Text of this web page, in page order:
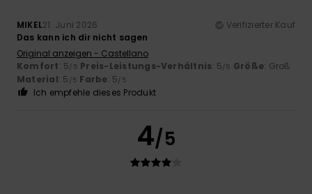
MIKEL21. Juni 2026
Verifizierter Kauf
Das kann ich dir nicht sagen
Original anzeigen - Castellano
Komfort: 5/5 Preis-Leistungs-Verhältnis: 5/5 Größe: Groß
Material: 5 /5 Farbe: 5/5
Ich empfehle dieses Produkt
4/5